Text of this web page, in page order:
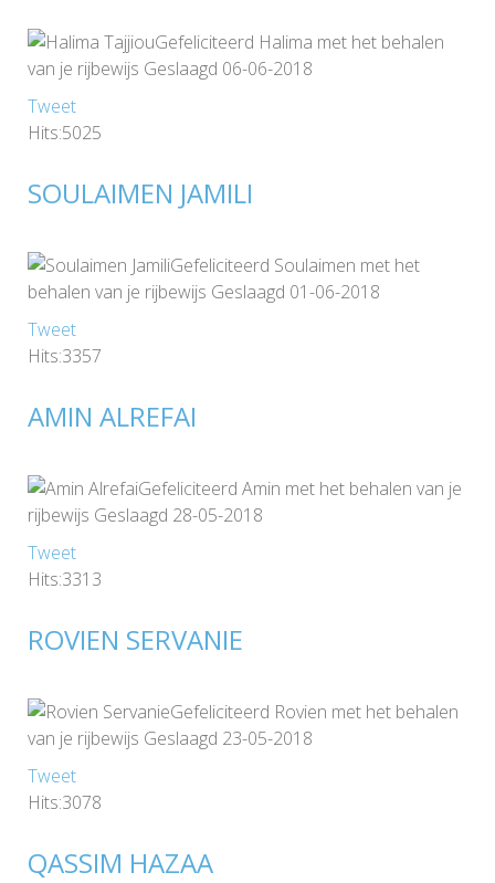
Gefeliciteerd Halima met het behalen
van je rijbewijs Geslaagd 06-06-2018
Tweet
Hits:5025
SOULAIMEN JAMILI
Gefeliciteerd Soulaimen met het
behalen van je rijbewijs Geslaagd 01-06-2018
Tweet
Hits:3357
AMIN ALREFAI
Gefeliciteerd Amin met het behalen van je
rijbewijs Geslaagd 28-05-2018
Tweet
Hits:3313
ROVIEN SERVANIE
Gefeliciteerd Rovien met het behalen
van je rijbewijs Geslaagd 23-05-2018
Tweet
Hits:3078
QASSIM HAZAA